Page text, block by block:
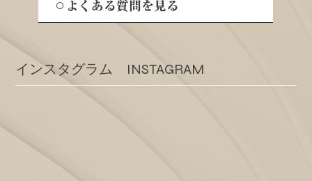
⚪︎よくある質問を見る
​インスタグラム INSTAGRAM